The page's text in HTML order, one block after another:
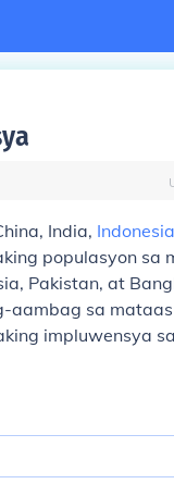
India, Indonesia
populasyon sa
Pakistan, at
aambag sa
impluwensya